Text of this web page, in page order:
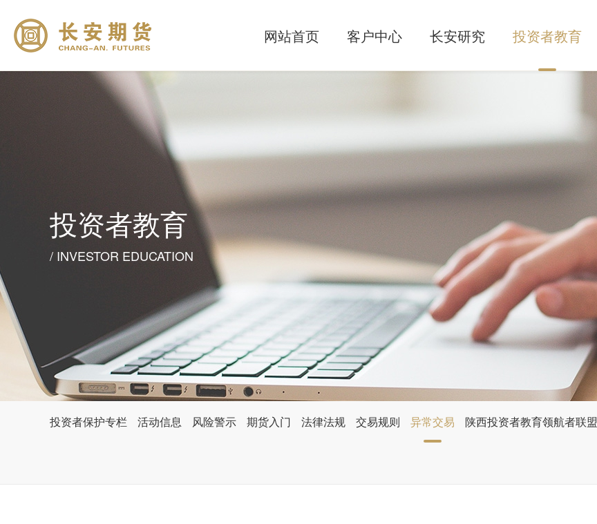
网站首页 客户中心 长安研究 投资者教育
投资者教育
/ INVESTOR EDUCATION
投资者保护专栏 活动信息 风险警示 期货入门 法律法规 交易规则 异常交易 陕西投资者教育领航者联盟